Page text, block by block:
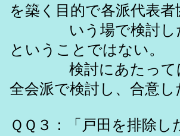
を築く目的で各派代表者
いう場で検討した
ということではない。
検討にあたっては
全会派で検討し、合意し
ＱＱ３：「戸田を排除